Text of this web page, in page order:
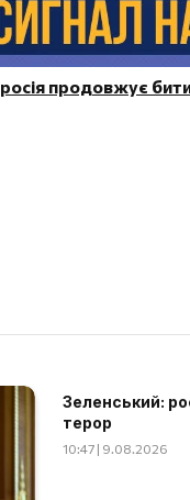
росія продовжує
Зеленський:
терор
10:47 | 9.08.2026